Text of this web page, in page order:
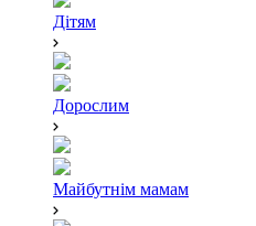
Дітям
Дорослим
Майбутнім мамам